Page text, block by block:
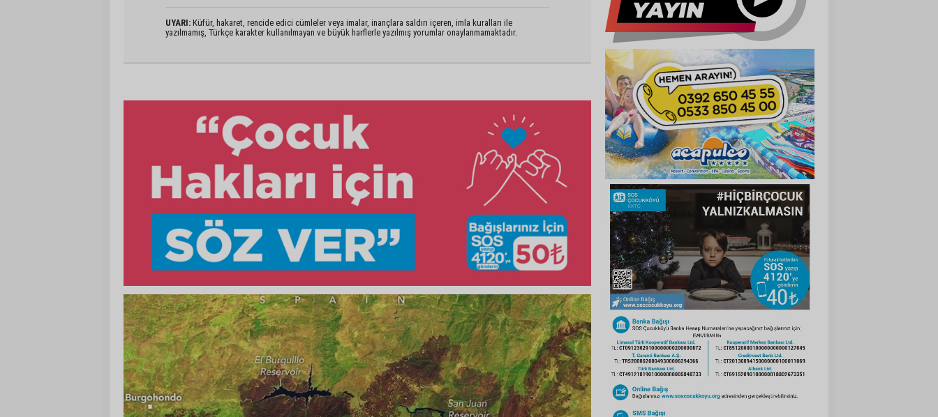
UYARI: Küfür, hakaret, rencide edici cümleler veya imalar, inançlara saldırı içeren, imla kuralları ile
yazılmamış, Türkçe karakter kullanılmayan ve büyük harflerle yazılmış yorumlar onaylanmamaktadır.